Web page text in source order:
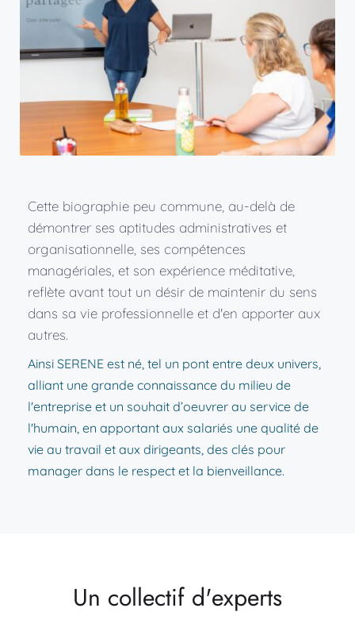
Cette biographie peu commune, au-delà de
démontrer ses aptitudes administratives et
organisationnelle, ses compétences
managériales, et son expérience méditative,
reflète avant tout un désir de maintenir du sens
dans sa vie professionnelle et d'en apporter aux
autres.
Ainsi SERENE est né, tel un pont entre deux univers,
alliant une grande connaissance du milieu de
l'entreprise et un souhait d’oeuvrer au service de
l'humain, en apportant aux salariés une qualité de
vie au travail et aux dirigeants, des clés pour
manager dans le respect et la bienveillance.
Un collectif d'experts